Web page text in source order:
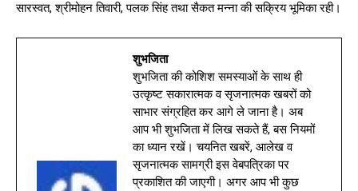
सारस्वत, श्रीमोहन तिवारी, पलक सिंह तथा सैकत मन्ना की सक्रिय भूमिका रही।
शुभजिता
शुभजिता की कोशिश समस्याओं के साथ ही
उत्कृष्ट सकारात्मक व सृजनात्मक खबरों को
साभार संग्रहित कर आगे ले जाना है। अब
आप भी शुभजिता में लिख सकते हैं, बस नियमों
का ध्यान रखें। चयनित खबरें, आलेख व
सृजनात्मक सामग्री इस वेबपत्रिका पर
प्रकाशित की जाएगी। अगर आप भी कुछ